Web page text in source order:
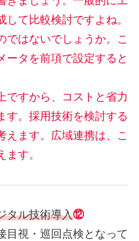
て比較検討ですよね。
ではないでしょうか。こ
ータを前項で設定すると
すから、コストと省力
す。採用技術を検討する
えます。広域連携は、こ
す。
タル技術導入⑫
視・巡回点検となって